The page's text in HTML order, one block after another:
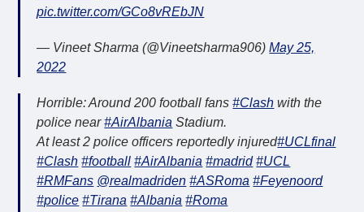
pic.twitter.com/GCo8vREbJN
— Vineet Sharma (@Vineetsharma906)May 25,
2022
Horrible: Around 200 football fans#Clash with the
police near#AirAlbania Stadium.
At least 2 police officers reportedly injured#UCLfinal
#Clash #football #AirAlbania #madrid #UCL
#RMFans @realmadriden #ASRoma #Feyenoord
#police #Tirana #Albania #Roma